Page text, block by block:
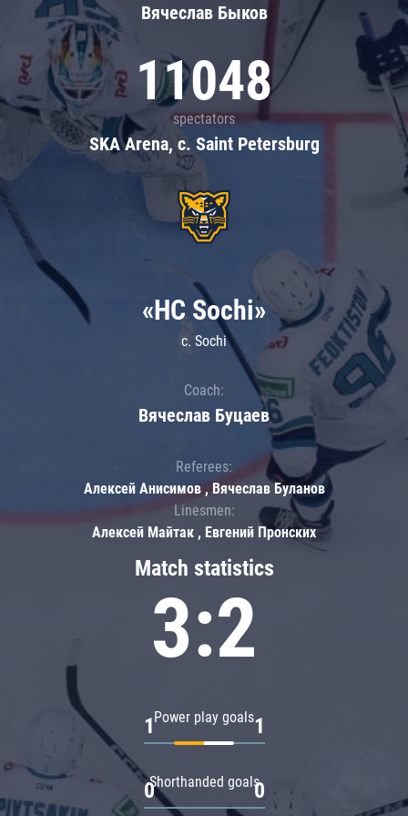
Вячеслав Быков
11048
spectators
SKA Arena, c. Saint Petersburg
Match statistics
3:2
Power play goals
1 1
Shorthanded goals
0 0
«HC Sochi»
c. Sochi
Coach:
Вячеслав Буцаев
Referees:
Алексей Анисимов , Вячеслав Буланов
Linesmen:
Алексей Майтак , Евгений Пронских